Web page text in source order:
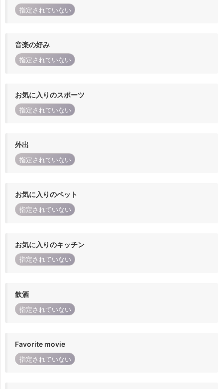
指定されていない
音楽の好み
指定されていない
お気に入りのスポーツ
指定されていない
外出
指定されていない
お気に入りのペット
指定されていない
お気に入りのキッチン
指定されていない
飲酒
指定されていない
Favorite movie
指定されていない